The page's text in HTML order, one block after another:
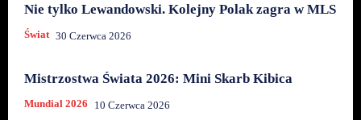
Nie tylko Lewandowski. Kolejny Polak zagra w MLS
Świat 30 Czerwca 2026
Mistrzostwa Świata 2026: Mini Skarb Kibica
Mundial 2026 10 Czerwca 2026